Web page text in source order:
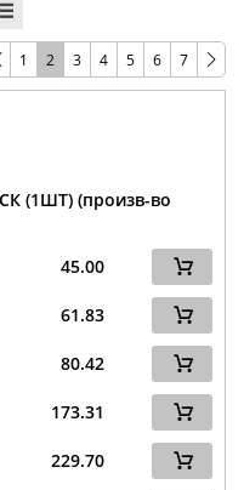
1 2 3 4 5 6 7
(1ШТ) (произв-во
45.00
61.83
80.42
173.31
229.70